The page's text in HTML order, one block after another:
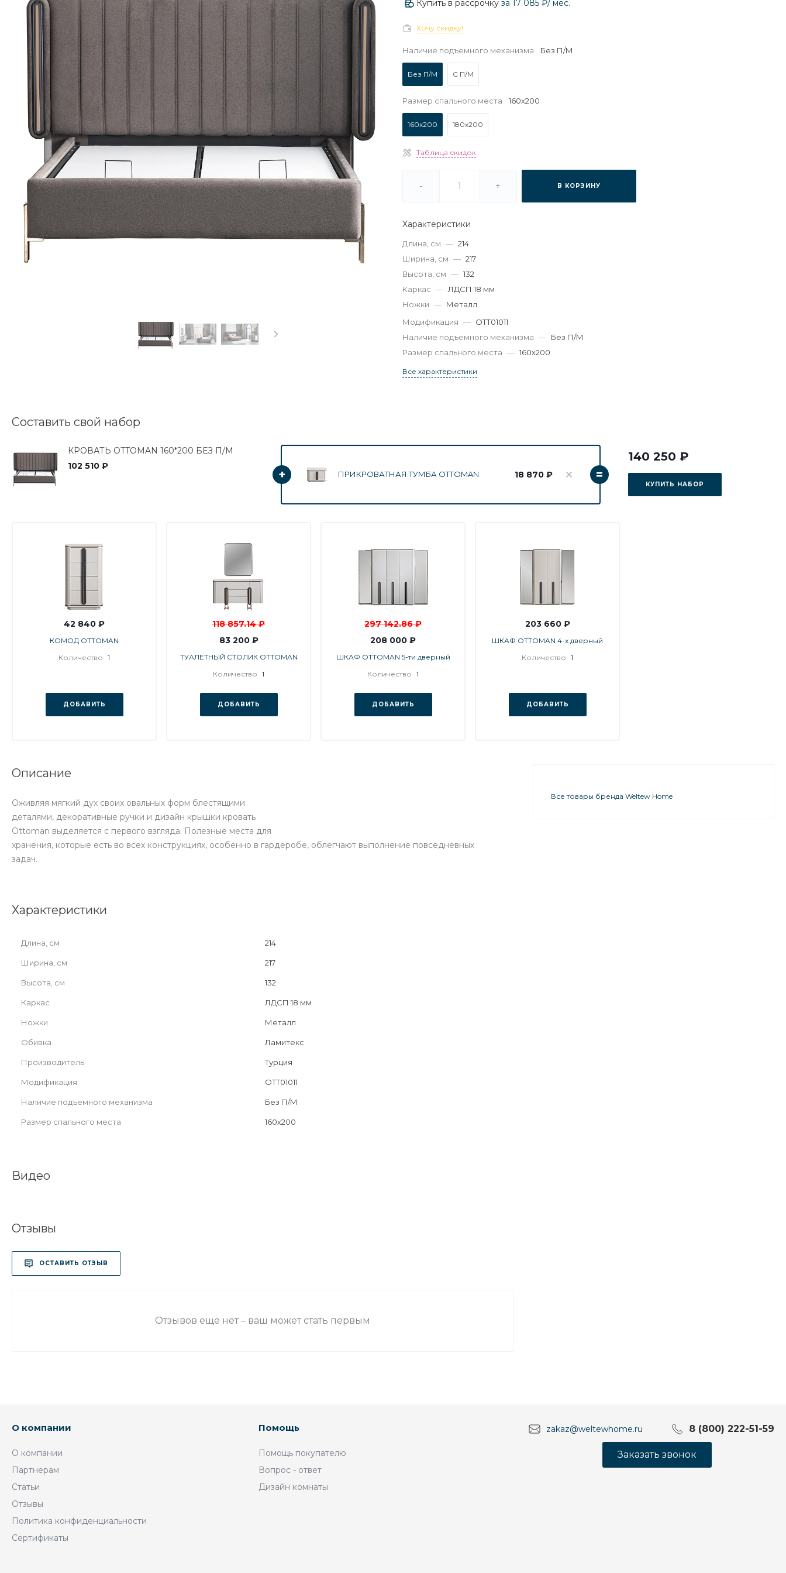
Купить в рассрочку за 17 085 ₽/ мес.
Хочу скидку!
Наличие подъемного механизма Без П/М
Без П/М С П/М
Размер спального места 160х200
160х200 180х200
Таблица скидок
- + В КОРЗИНУ
Характеристики
Длина, см — 214
Ширина, см — 217
Высота, см — 132
Каркас — ЛДСП 18 мм
Ножки — Металл
Модификация — OTT01011
Наличие подъемного механизма — Без П/М
Размер спального места — 160х200
Все характеристики
Составить свой набор
КРОВАТЬ OTTOMAN 160*200 БЕЗ П/М
102 510 ₽
ПРИКРОВАТНАЯ ТУМБА OTTOMAN 18 870 ₽
+ =
140 250 ₽
КУПИТЬ НАБОР
42 840 ₽
КОМОД OTTOMAN
Количество 1
ДОБАВИТЬ
118 857.14 ₽
83 200 ₽
ТУАЛЕТНЫЙ СТОЛИК OTTOMAN
Количество 1
ДОБАВИТЬ
297 142.86 ₽
208 000 ₽
ШКАФ OTTOMAN 5-ти дверный
Количество 1
ДОБАВИТЬ
203 660 ₽
ШКАФ OTTOMAN 4-х дверный
Количество 1
ДОБАВИТЬ
Описание
Оживляя мягкий дух своих овальных форм блестящими
деталями, декоративные ручки и дизайн крышки кровать
Ottoman выделяется с первого взгляда. Полезные места для
хранения, которые есть во всех конструкциях, особенно в гардеробе, облегчают выполнение повседневных
задач.
Характеристики
Длина, см 214
Ширина, см 217
Высота, см 132
Каркас ЛДСП 18 мм
Ножки Металл
Обивка Ламитекс
Производитель Турция
Модификация OTT01011
Наличие подъемного механизма Без П/М
Размер спального места 160х200
Видео
Отзывы
ОСТАВИТЬ ОТЗЫВ
Отзывов ещё нет – ваш может стать первым
Все товары бренда Weltew Home
О компании
О компании
Партнерам
Статьи
Отзывы
Политика конфиденциальности
Сертификаты
Помощь
Помощь покупателю
Вопрос - ответ
Дизайн комнаты
zakaz@weltewhome.ru 8 (800) 222-51-59
Заказать звонок